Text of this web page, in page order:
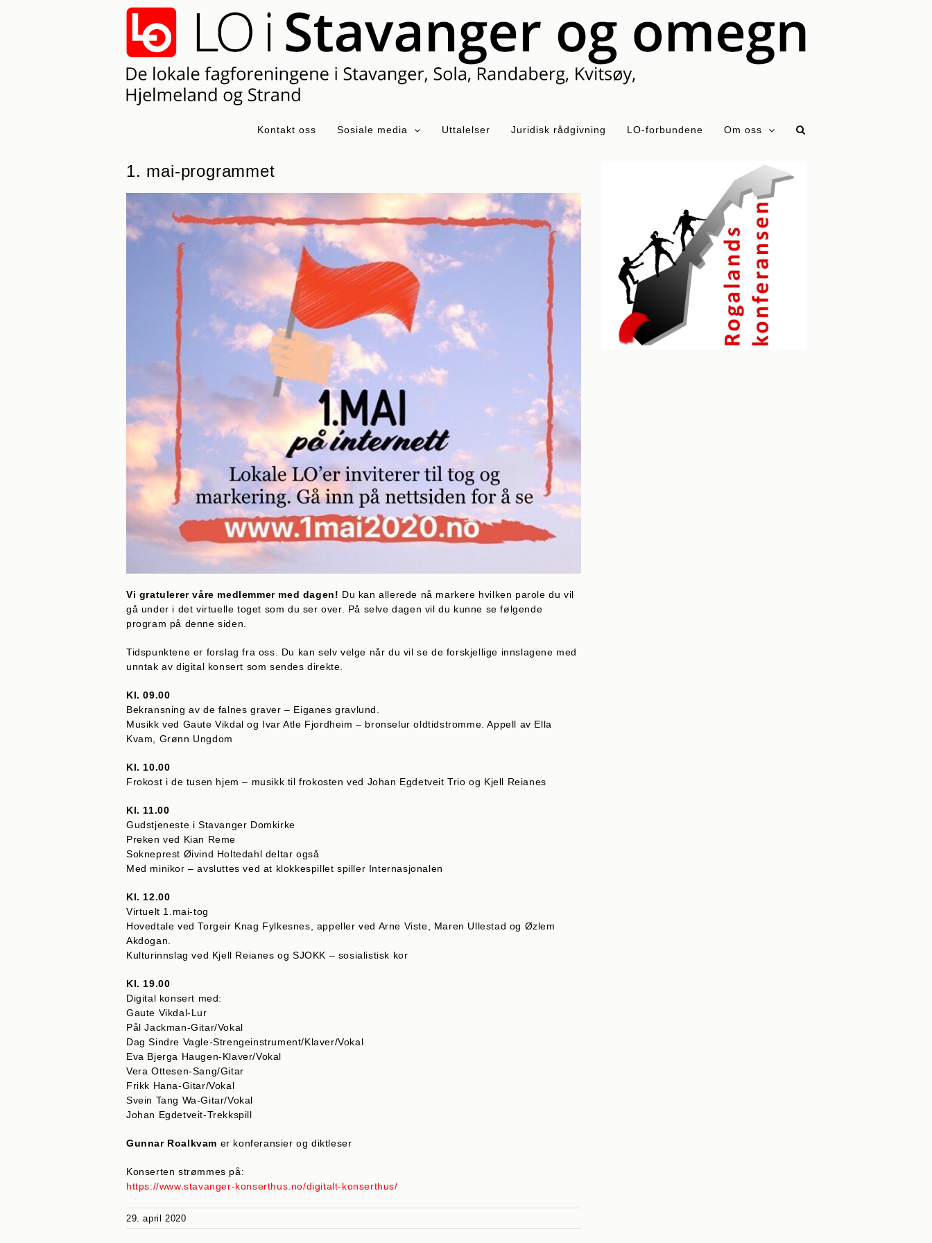
Kontakt oss Sosiale media Uttalelser Juridisk rådgivning LO-forbundene Om oss
1. mai-programmet
Vi gratulerer våre medlemmer med dagen! Du kan allerede nå markere hvilken parole du vil
gå under i det virtuelle toget som du ser over. På selve dagen vil du kunne se følgende
program på denne siden.
Tidspunktene er forslag fra oss. Du kan selv velge når du vil se de forskjellige innslagene med
unntak av digital konsert som sendes direkte.
Kl. 09.00
Bekransning av de falnes graver – Eiganes gravlund.
Musikk ved Gaute Vikdal og Ivar Atle Fjordheim – bronselur oldtidstromme. Appell av Ella
Kvam, Grønn Ungdom
Kl. 10.00
Frokost i de tusen hjem – musikk til frokosten ved Johan Egdetveit Trio og Kjell Reianes
Kl. 11.00
Gudstjeneste i Stavanger Domkirke
Preken ved Kian Reme
Sokneprest Øivind Holtedahl deltar også
Med minikor – avsluttes ved at klokkespillet spiller Internasjonalen
Kl. 12.00
Virtuelt 1.mai-tog
Hovedtale ved Torgeir Knag Fylkesnes, appeller ved Arne Viste, Maren Ullestad og Øzlem
Akdogan.
Kulturinnslag ved Kjell Reianes og SJOKK – sosialistisk kor
Kl. 19.00
Digital konsert med:
Gaute Vikdal-Lur
Pål Jackman-Gitar/Vokal
Dag Sindre Vagle-Strengeinstrument/Klaver/Vokal
Eva Bjerga Haugen-Klaver/Vokal
Vera Ottesen-Sang/Gitar
Frikk Hana-Gitar/Vokal
Svein Tang Wa-Gitar/Vokal
Johan Egdetveit-Trekkspill
Gunnar Roalkvam er konferansier og diktleser
Konserten strømmes på:
https://www.stavanger-konserthus.no/digitalt-konserthus/
29. april 2020